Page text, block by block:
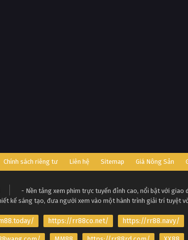
Chính sách riêng tư Liên hệ Sitemap Giá Nông Sản
- Nền tảng xem phim trực tuyến đỉnh cao, nổi bật với giao
kế sáng tạo, đưa người xem vào một hành trình giải trí tuyệt
https://rr88co.net/ https://rr88.navy/